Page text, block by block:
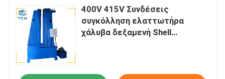
400V 415V Συνδέσεις
συγκόλληση ελαττωτήρα
χάλυβα δεξαμενή Shell